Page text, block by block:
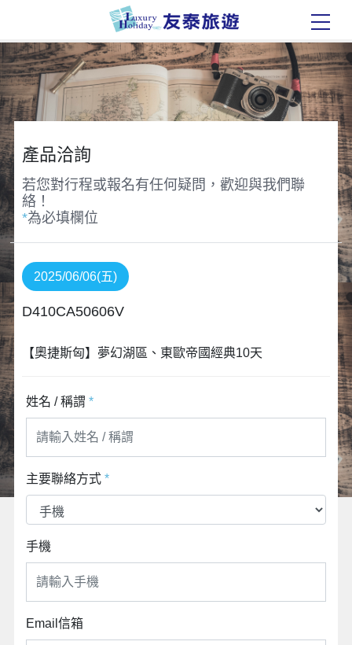
產品洽詢
若您對行程或報名有任何疑問，歡迎與我們聯
絡！
*為必填欄位
2025/06/06(五)
D410CA50606V
【奧捷斯匈】夢幻湖區、東歐帝國經典10天
姓名 / 稱謂 *
主要聯絡方式 *
手機
Email信箱